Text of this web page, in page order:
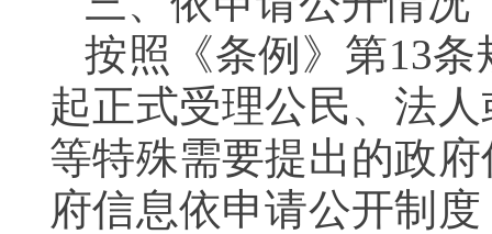
按照《条例》第13
起正式受理公民、法
等特殊需要提出的政
府信息依申请公开制